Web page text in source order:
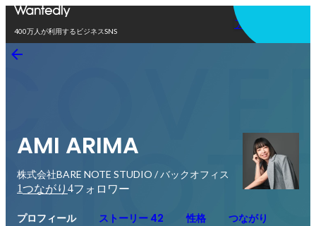
400万人が利用するビジネスSNS
アプリを使う
AMI ARIMA
株式会社BARE NOTE STUDIO / バックオフィス
1つながり 4フォロワー
プロフィール ストーリー 42 性格 つながり